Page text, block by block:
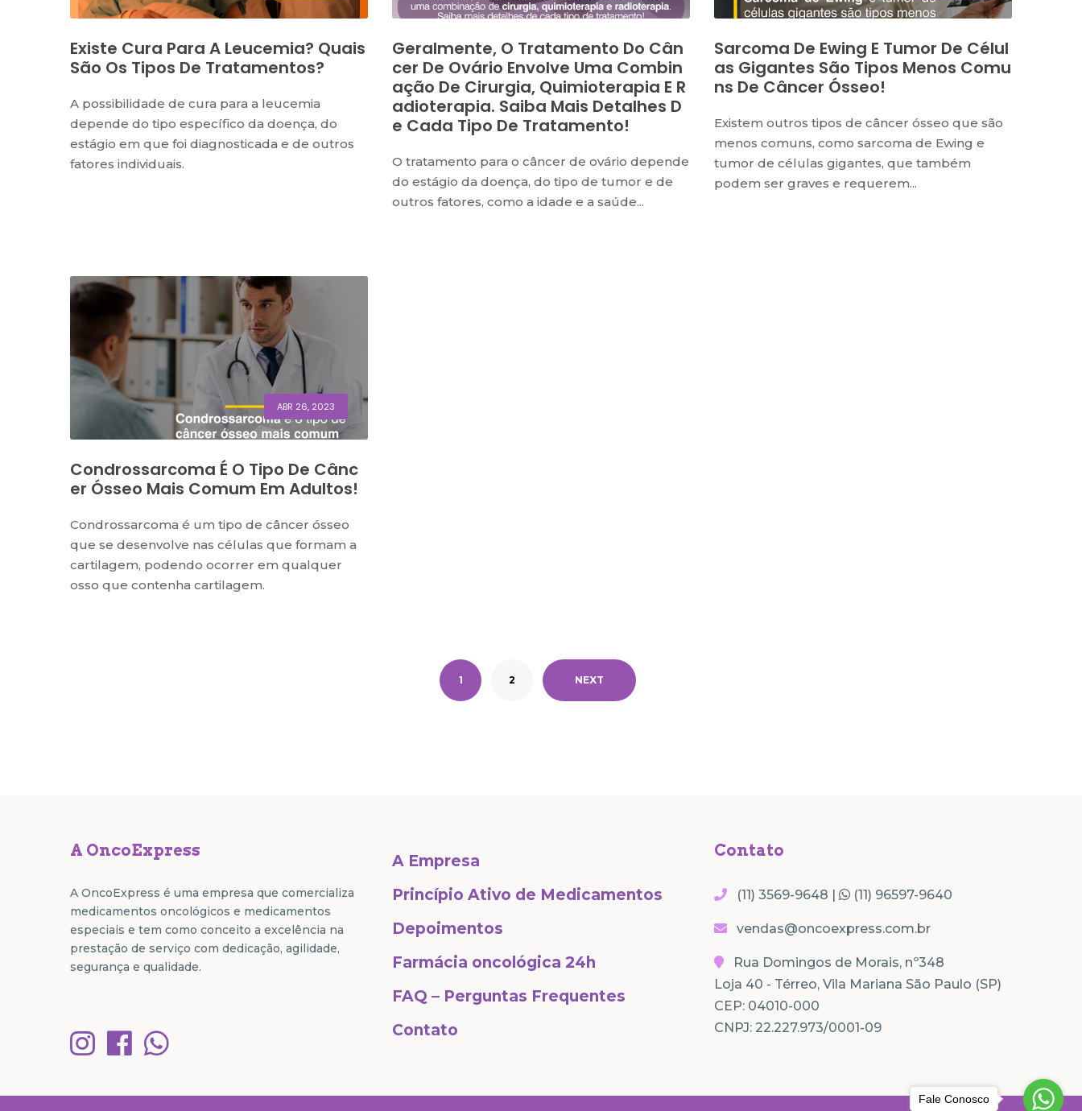
Existe Cura Para A Leucemia? Quais
São Os Tipos De Tratamentos?
A possibilidade de cura para a leucemia
depende do tipo específico da doença, do
estágio em que foi diagnosticada e de outros
fatores individuais.
Geralmente, O Tratamento Do Cân
Cer De Ovário Envolve Uma Combin
Ação De Cirurgia, Quimioterapia E R
Adioterapia. Saiba Mais Detalhes D
E Cada Tipo De Tratamento!
O tratamento para o câncer de ovário depende
do estágio da doença, do tipo de tumor e de
outros fatores, como a idade e a saúde...
Sarcoma De Ewing E Tumor De Célul
As Gigantes São Tipos Menos Comu
Ns De Câncer Ósseo!
Existem outros tipos de câncer ósseo que são
menos comuns, como sarcoma de Ewing e
tumor de células gigantes, que também
podem ser graves e requerem...
ABR 26, 2023
Condrossarcoma É O Tipo De Cânc
Er Ósseo Mais Comum Em Adultos!
Condrossarcoma é um tipo de câncer ósseo
que se desenvolve nas células que formam a
cartilagem, podendo ocorrer em qualquer
osso que contenha cartilagem.
1 2 NEXT
A OncoExpress
A OncoExpress é uma empresa que comercializa
medicamentos oncológicos e medicamentos
especiais e tem como conceito a excelência na
prestação de serviço com dedicação, agilidade,
segurança e qualidade.
A Empresa
Princípio Ativo de Medicamentos
Depoimentos
Farmácia oncológica 24h
FAQ – Perguntas Frequentes
Contato
Contato
(11) 3569-9648 | (11) 96597-9640
vendas@oncoexpress.com.br
Rua Domingos de Morais, nº348
Loja 40 - Térreo, Vila Mariana São Paulo (SP)
CEP: 04010-000
CNPJ: 22.227.973/0001-09
Fale Conosco